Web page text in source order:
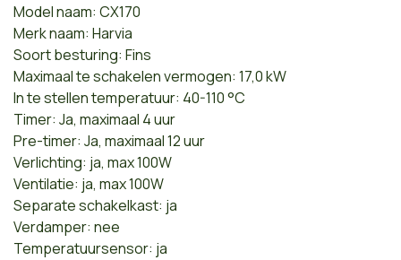
Model naam: CX170
Merk naam: Harvia
Soort besturing: Fins
Maximaal te schakelen vermogen: 17,0 kW
In te stellen temperatuur: 40-110 °C
Timer: Ja, maximaal 4 uur
Pre-timer: Ja, maximaal 12 uur
Verlichting: ja, max 100W
Ventilatie: ja, max 100W
Separate schakelkast: ja
Verdamper: nee
Temperatuursensor: ja